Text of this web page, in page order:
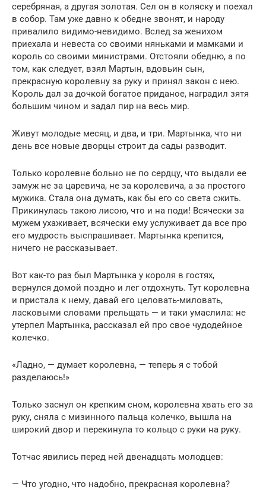
серебряная, а другая золотая. Сел он в коляску и поехал
в собор. Там уже давно к обедне звонят, и народу
привалило видимо-невидимо. Вслед за женихом
приехала и невеста со своими няньками и мамками и
король со своими министрами. Отстояли обедню, а по
том, как следует, взял Мартын, вдовьин сын,
прекрасную королевну за руку и принял закон с нею.
Король дал за дочкой богатое приданое, наградил зятя
большим чином и задал пир на весь мир.
Живут молодые месяц, и два, и три. Мартынка, что ни
день все новые дворцы строит да сады разводит.
Только королевне больно не по сердцу, что выдали ее
замуж не за царевича, не за королевича, а за простого
мужика. Стала она думать, как бы его со света сжить.
Прикинулась такою лисою, что и на поди! Всячески за
мужем ухаживает, всячески ему услуживает да все про
его мудрость выспрашивает. Мартынка крепится,
ничего не рассказывает.
Вот как-то раз был Мартынка у короля в гостях,
вернулся домой поздно и лег отдохнуть. Тут королевна
и пристала к нему, давай его целовать-миловать,
ласковыми словами прельщать — и таки умаслила: не
утерпел Мартынка, рассказал ей про свое чудодейное
колечко.
«Ладно, — думает королевна, — теперь я с тобой
разделаюсь!»
Только заснул он крепким сном, королевна хвать его за
руку, сняла с мизинного пальца колечко, вышла на
широкий двор и перекинула то кольцо с руки на руку.
Тотчас явились перед ней двенадцать молодцев:
— Что угодно, что надобно, прекрасная королевна?